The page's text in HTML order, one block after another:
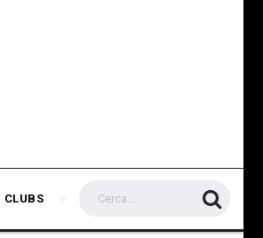
CLUBS